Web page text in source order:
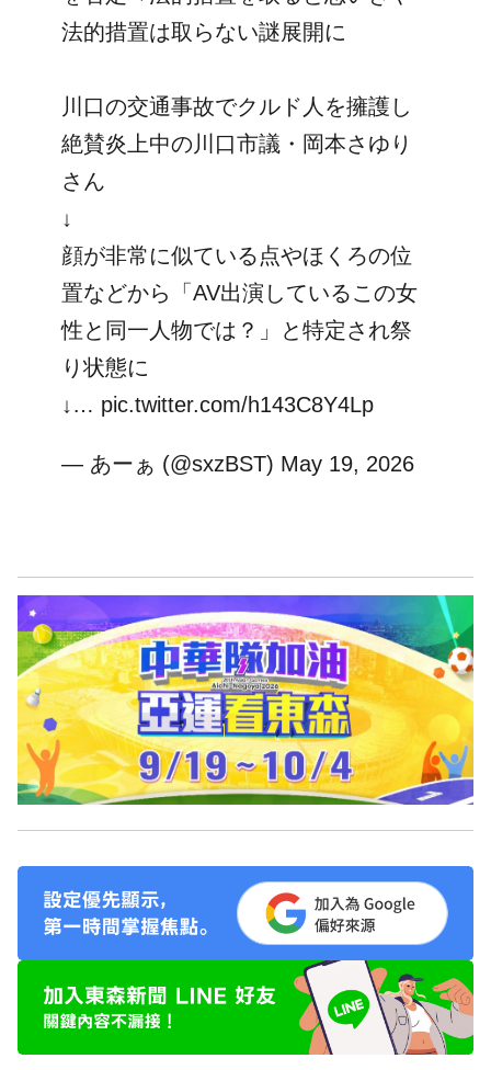
法的措置は取らない謎展開に
川口の交通事故でクルド人を擁護し
絶賛炎上中の川口市議・岡本さゆり
さん
↓
顔が非常に似ている点やほくろの位
置などから「AV出演しているこの女
性と同一人物では？」と特定され祭
り状態に
↓… pic.twitter.com/h143C8Y4Lp
— あーぁ (@sxzBST) May 19, 2026